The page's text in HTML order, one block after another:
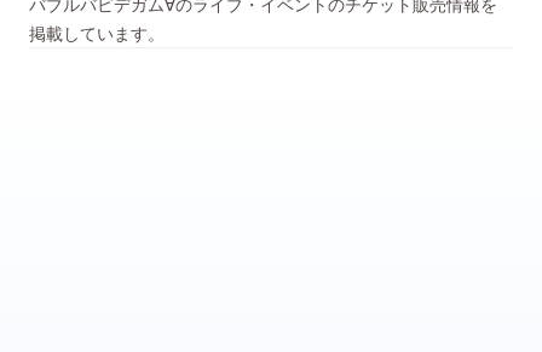
掲載しています。